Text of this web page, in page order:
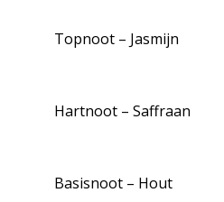
Topnoot – Jasmijn
Hartnoot – Saffraan
Basisnoot – Hout